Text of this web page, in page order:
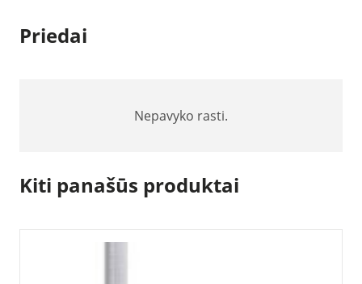
Priedai
Nepavyko rasti.
Kiti panašūs produktai